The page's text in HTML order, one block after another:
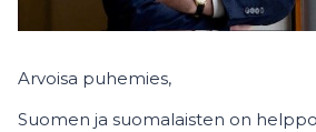
Arvoisa puhemies,
Suomen ja suomalaisten on